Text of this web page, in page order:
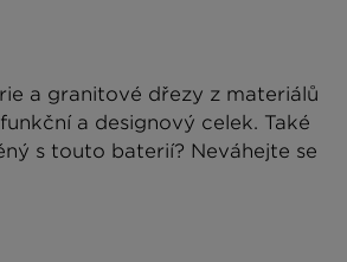
a granitové dřezy z materiálů
a designový celek. Také
s touto baterií? Neváhejte se